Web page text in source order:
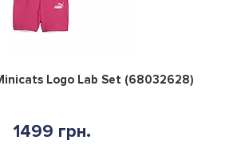
0
Logo Lab Set (68032628)
1499 грн.